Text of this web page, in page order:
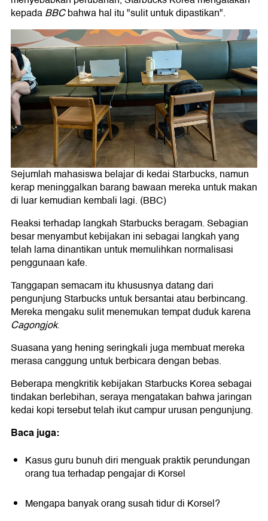
kepadaBBCbahwa hal itu "sulit untuk dipastikan".
Sejumlah mahasiswa belajar di kedai Starbucks, namun
kerap meninggalkan barang bawaan mereka untuk makan
di luar kemudian kembali lagi. (BBC)
Reaksi terhadap langkah Starbucks beragam. Sebagian
besar menyambut kebijakan ini sebagai langkah yang
telah lama dinantikan untuk memulihkan normalisasi
penggunaan kafe.
Tanggapan semacam itu khususnya datang dari
pengunjung Starbucks untuk bersantai atau berbincang.
Mereka mengaku sulit menemukan tempat duduk karena
Cagongjok.
Suasana yang hening seringkali juga membuat mereka
merasa canggung untuk berbicara dengan bebas.
Beberapa mengkritik kebijakan Starbucks Korea sebagai
tindakan berlebihan, seraya mengatakan bahwa jaringan
kedai kopi tersebut telah ikut campur urusan pengunjung.
Baca juga:
Kasus guru bunuh diri menguak praktik perundungan
orang tua terhadap pengajar di Korsel
Mengapa banyak orang susah tidur di Korsel?